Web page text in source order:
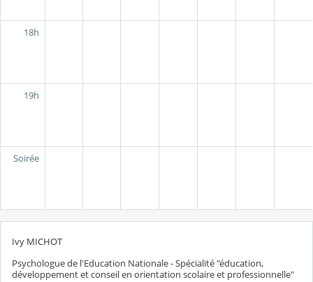
18h
19h
Soirée
Ivy MICHOT
Psychologue de l'Education Nationale - Spécialité "éducation,
développement et conseil en orientation scolaire et professionnelle"